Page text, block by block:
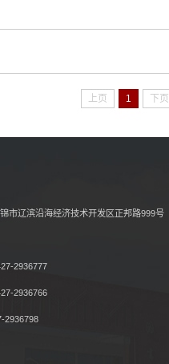
上页 1 下页
市辽滨沿海经济技术开发区正邦路999号
2936777
2936766
2936798